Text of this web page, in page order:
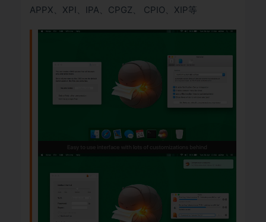
APPX、XPI、IPA、CPGZ、 CPIO、XIP等